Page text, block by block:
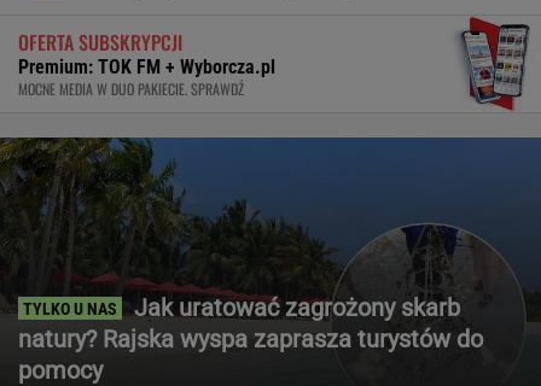
OFERTA SUBSKRYPCJI
Premium: TOK FM + Wyborcza.pl
MOCNE MEDIA W DUO PAKIECIE. SPRAWDŹ
Jak uratować zagrożony skarb
natury? Rajska wyspa zaprasza turystów do
pomocy